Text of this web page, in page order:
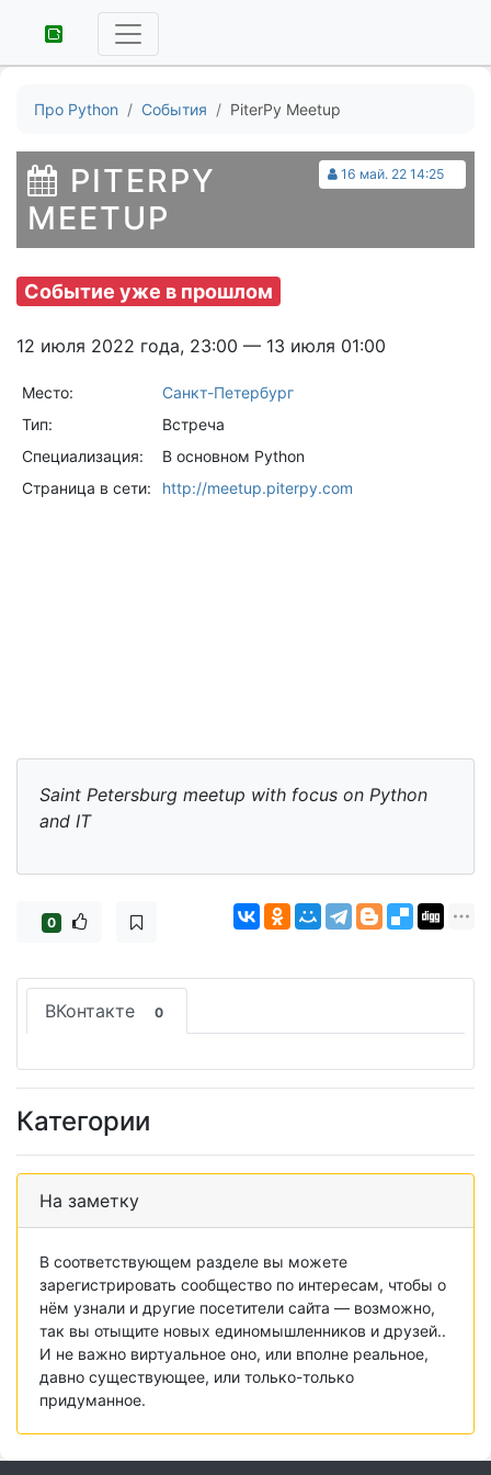
Про Python События PiterPy Meetup
16 май. 22 14:25
PITERPY
MEETUP
Событие уже в прошлом
12 июля 2022 года, 23:00 — 13 июля 01:00
Место:
Санкт-Петербург
Тип:
Встреча
Специализация:
В основном Python
Страница в сети:
http://meetup.piterpy.com
Saint Petersburg meetup with focus on Python
and IT
0
ВКонтакте 0
Категории
На заметку
В соответствующем разделе вы можете
зарегистрировать сообщество по интересам, чтобы о
нём узнали и другие посетители сайта — возможно,
так вы отыщите новых единомышленников и друзей..
И не важно виртуальное оно, или вполне реальное,
давно существующее, или только-только
придуманное.